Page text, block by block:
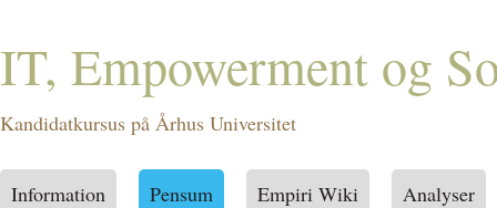
IT, Empowerment og
Kandidatkursus på Århus Universitet
Information Pensum Empiri Wiki Analyser